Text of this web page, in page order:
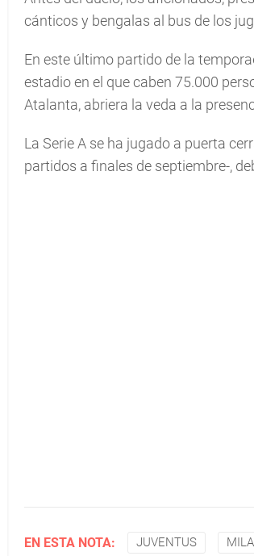
cánticos y bengalas al bus de los
En este último partido de la
estadio en el que caben 75.000
Atalanta, abriera la veda a la
La Serie A se ha jugado a puerta
partidos a finales de septiembre-,
EN ESTA NOTA: JUVENTUS